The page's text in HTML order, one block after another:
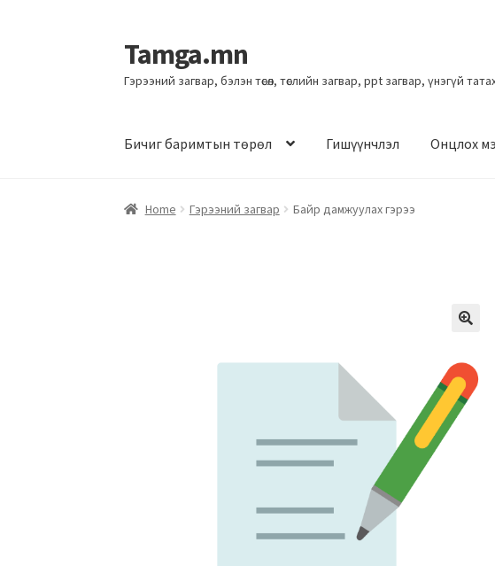
Tamga.mn
Гэрээний загвар, бэлэн төсөл, төслийн загвар, ppt загвар, үнэгүй
Бичиг баримтын төрөл Гишүүнчлэл Онцлох
Home Гэрээний загвар Байр дамжуулах гэрээ